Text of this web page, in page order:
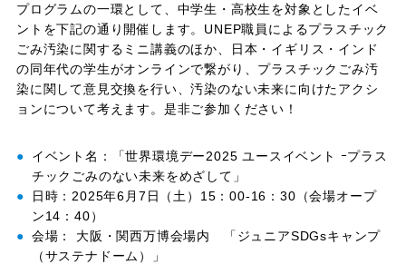
プログラムの一環として、中学生・高校生を対象としたイベ
ントを下記の通り開催します。UNEP職員によるプラスチック
ごみ汚染に関するミニ講義のほか、日本・イギリス・インド
の同年代の学生がオンラインで繋がり、プラスチックごみ汚
染に関して意見交換を行い、汚染のない未来に向けたアクシ
ョンについて考えます。是非ご参加ください！
イベント名：「世界環境デー2025 ユースイベント ｰプラス
チックごみのない未来をめざして」
日時：2025年6月7日（土）15：00-16：30（会場オープ
ン14：40）
会場： 大阪・関西万博会場内 「ジュニアSDGsキャンプ
（サステナドーム）」